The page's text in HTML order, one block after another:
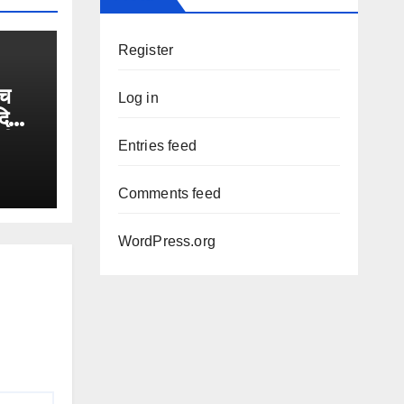
Register
Log in
Entries feed
Comments feed
WordPress.org